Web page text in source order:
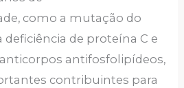
como a mutação do
deficiência de proteína C e
anticorpos antifosfolipídeos,
contribuintes para